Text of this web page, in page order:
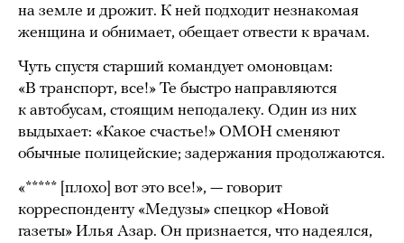
на земле и дрожит. К ней подходит незнакомая
женщина и обнимает, обещает отвести к врачам.
Чуть спустя старший командует омоновцам:
«В транспорт, все!» Те быстро направляются
к автобусам, стоящим неподалеку. Один из них
выдыхает: «Какое счастье!» ОМОН сменяют
обычные полицейские; задержания продолжаются.
«***** [плохо] вот это все!», — говорит
корреспонденту «Медузы» спецкор «Новой
газеты» Илья Азар. Он признается, что надеялся,